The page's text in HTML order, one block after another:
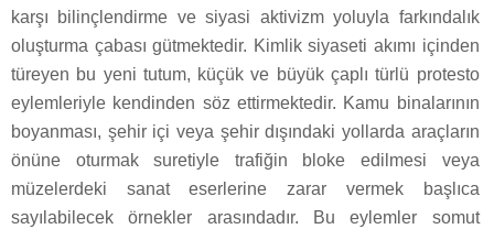
karşı bilinçlendirme ve siyasi aktivizm yoluyla farkındalık
oluşturma çabası gütmektedir. Kimlik siyaseti akımı içinden
türeyen bu yeni tutum, küçük ve büyük çaplı türlü protesto
eylemleriyle kendinden söz ettirmektedir. Kamu binalarının
boyanması, şehir içi veya şehir dışındaki yollarda araçların
önüne oturmak suretiyle trafiğin bloke edilmesi veya
müzelerdeki sanat eserlerine zarar vermek başlıca
sayılabilecek örnekler arasındadır. Bu eylemler somut